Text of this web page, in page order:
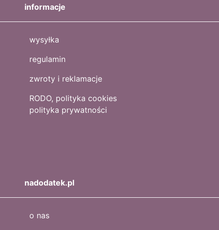
informacje
wysyłka
regulamin
zwroty i reklamacje
RODO, polityka cookies
polityka prywatności
nadodatek.pl
o nas